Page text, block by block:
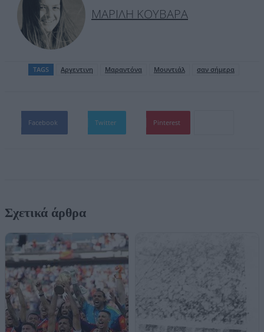
ΜΑΡΊΛΗ ΚΟΥΒΑΡΆ
TAGS Αργεντινη Μαραντόνα Μουντιάλ σαν σήμερα
Facebook Twitter Pinterest
Σχετικά άρθρα